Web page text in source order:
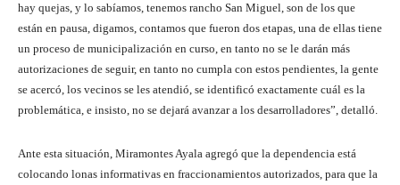
hay quejas, y lo sabíamos, tenemos rancho San Miguel, son de los que
están en pausa, digamos, contamos que fueron dos etapas, una de ellas tiene
un proceso de municipalización en curso, en tanto no se le darán más
autorizaciones de seguir, en tanto no cumpla con estos pendientes, la gente
se acercó, los vecinos se les atendió, se identificó exactamente cuál es la
problemática, e insisto, no se dejará avanzar a los desarrolladores”, detalló.
Ante esta situación, Miramontes Ayala agregó que la dependencia está
colocando lonas informativas en fraccionamientos autorizados, para que la